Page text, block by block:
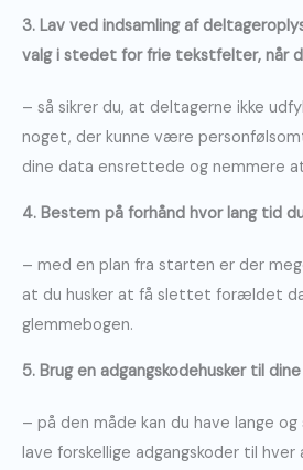
3. Lav ved indsamling af
valg i stedet for frie tekstfelter, når
– så sikrer du, at deltagerne ikke
noget, der kunne være
dine data ensrettede og nemmere
4. Bestem på forhånd hvor lang tid
– med en plan fra starten er der
at du husker at få slettet forældet
glemmebogen.
5. Brug en adgangskodehusker til
– på den måde kan du have lange
lave forskellige adgangskoder til hver